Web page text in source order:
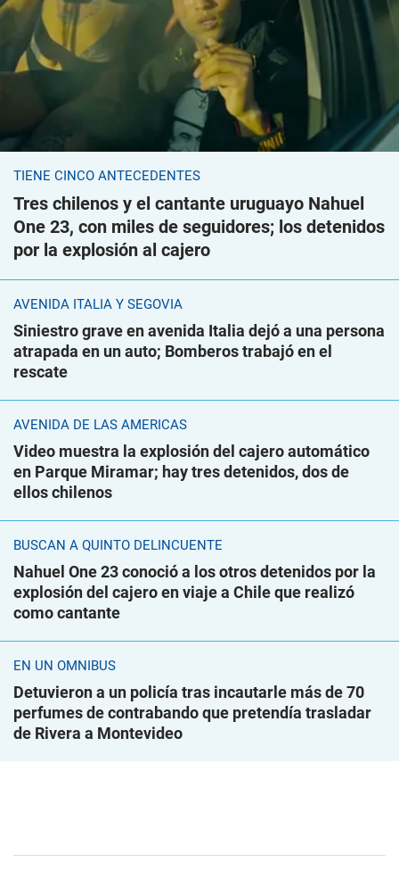
TIENE CINCO ANTECEDENTES
Tres chilenos y el cantante uruguayo Nahuel
One 23, con miles de seguidores; los detenidos
por la explosión al cajero
AVENIDA ITALIA Y SEGOVIA
Siniestro grave en avenida Italia dejó a una persona
atrapada en un auto; Bomberos trabajó en el
rescate
AVENIDA DE LAS AMÉRICAS
Video muestra la explosión del cajero automático
en Parque Miramar; hay tres detenidos, dos de
ellos chilenos
BUSCAN A QUINTO DELINCUENTE
Nahuel One 23 conoció a los otros detenidos por la
explosión del cajero en viaje a Chile que realizó
como cantante
EN UN ÓMNIBUS
Detuvieron a un policía tras incautarle más de 70
perfumes de contrabando que pretendía trasladar
de Rivera a Montevideo